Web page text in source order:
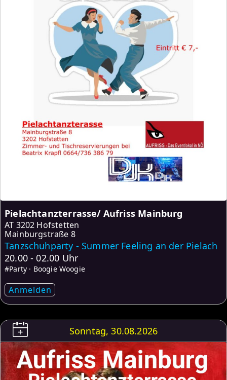
Pielachtanzterrasse/ Aufriss Mainburg
AT 3202 Hofstetten
Mainburgstraße 8
Tanzschuhparty - Summer Feeling an der Pielach
20.00 - 02.00 Uhr
#Party · Boogie Woogie
Anmelden
Sonntag, 30.08.2026